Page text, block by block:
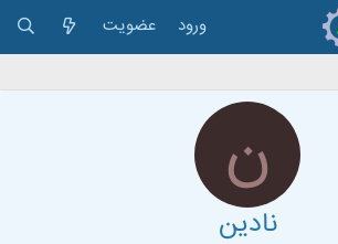
ورود عضویت
ن
نادین